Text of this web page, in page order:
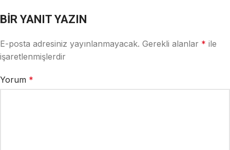
BIR YANIT YAZIN
E-posta adresiniz yayınlanmayacak. Gerekli alanlar * ile
işaretlenmişlerdir
Yorum *